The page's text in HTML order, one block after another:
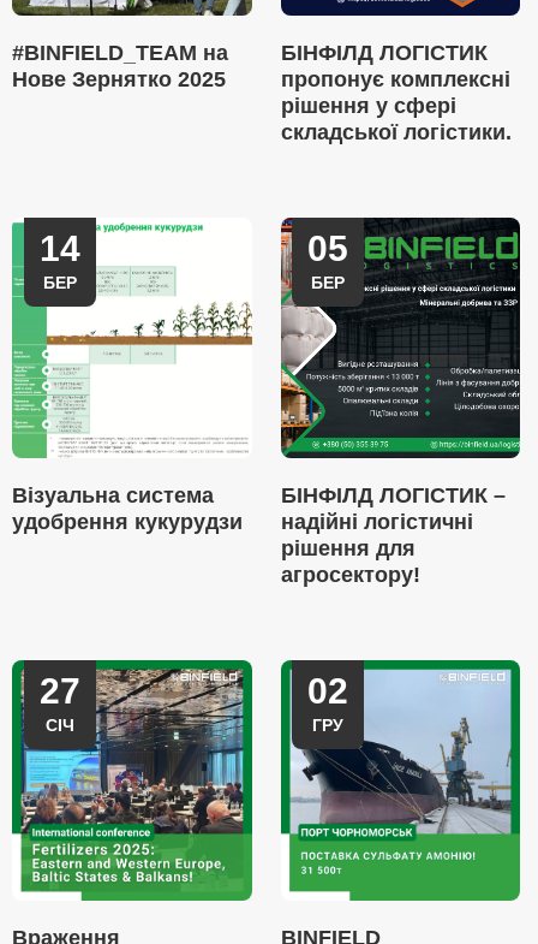
#BINFIELD_TEAM на
Нове Зернятко 2025
БІНФІЛД ЛОГІСТИК
пропонує комплексні
рішення у сфері
складської логістики.
14
БЕР
Візуальна система
удобрення кукурудзи
05
БЕР
БІНФІЛД ЛОГІСТИК –
надійні логістичні
рішення для
агросектору!
27
СІЧ
Враження
02
ГРУ
BINFIELD